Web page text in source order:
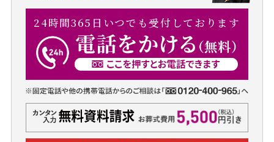
24時間365日いつでも受付しております